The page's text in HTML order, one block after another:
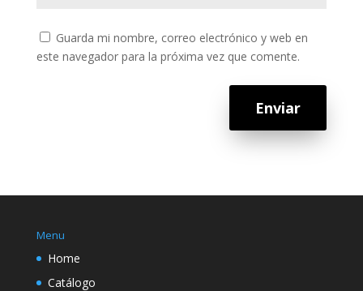
Guarda mi nombre, correo electrónico y web en
este navegador para la próxima vez que comente.
Enviar
Menu
Home
Catálogo